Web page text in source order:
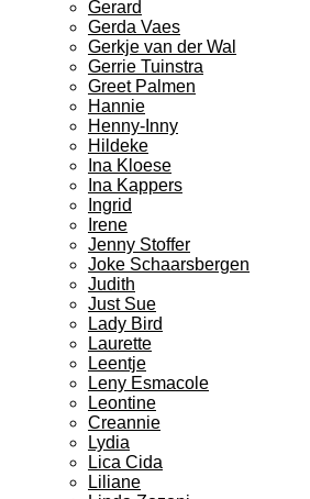
Gerard
Gerda Vaes
Gerkje van der Wal
Gerrie Tuinstra
Greet Palmen
Hannie
Henny-Inny
Hildeke
Ina Kloese
Ina Kappers
Ingrid
Irene
Jenny Stoffer
Joke Schaarsbergen
Judith
Just Sue
Lady Bird
Laurette
Leentje
Leny Esmacole
Leontine
Creannie
Lydia
Lica Cida
Liliane